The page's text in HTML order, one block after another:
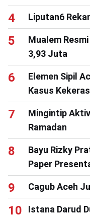
Liputan6
Mualem
3,93 Juta
Elemen Sipil
Kasus
Mingintip
Ramadan
Bayu Rizky
Paper
Cagub Aceh
Istana Darud